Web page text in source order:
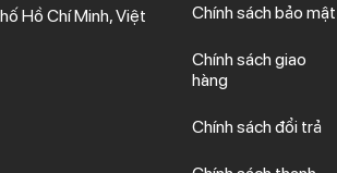
Hồ Chí Minh, Việt
Chính sách bảo mật
Chính sách giao
hàng
Chính sách đổi trả